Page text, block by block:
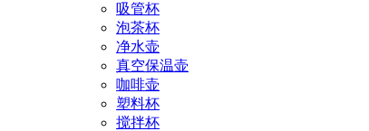
吸管杯
泡茶杯
净水壶
真空保温壶
咖啡壶
塑料杯
搅拌杯